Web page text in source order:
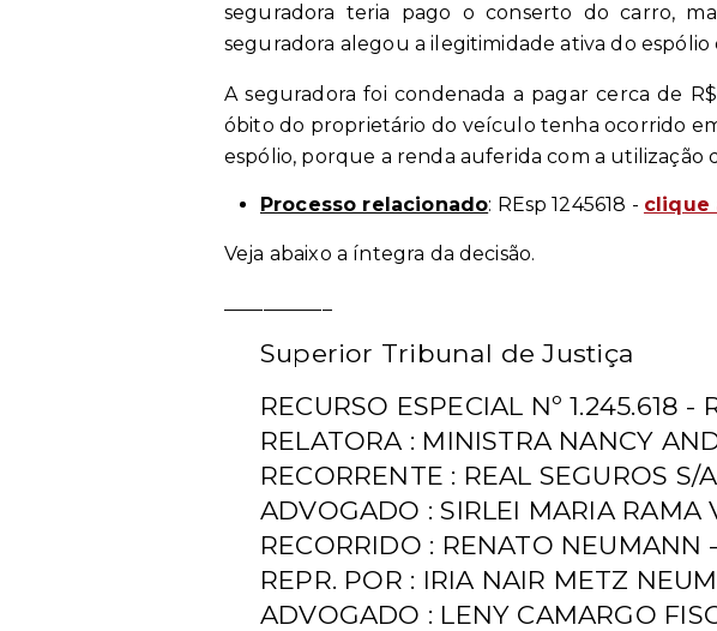
seguradora teria pago o conserto do carro,
seguradora alegou a ilegitimidade ativa do espólio
A seguradora foi condenada a pagar cerca de
óbito do proprietário do veículo tenha ocorrido
espólio, porque a renda auferida com a utilização
Processo relacionado: REsp 1245618 - clique
Veja abaixo a íntegra da decisão.
Superior Tribunal de Justiça
RECURSO ESPECIAL Nº 1.245.618 -
RELATORA : MINISTRA NANCY
RECORRENTE : REAL SEGUROS S/A
ADVOGADO : SIRLEI MARIA RAMA
RECORRIDO : RENATO NEUMANN
REPR. POR : IRIA NAIR METZ
ADVOGADO : LENY CAMARGO